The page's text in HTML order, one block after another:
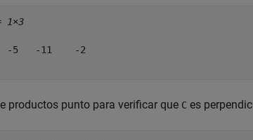
1×3
-5   -11    -2
productos punto para verificar que C es